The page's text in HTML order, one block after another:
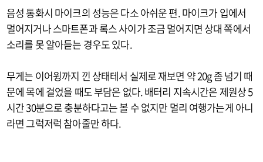
음성 통화시 마이크의 성능은 다소 아쉬운 편. 마이크가 입에서
멀어지거나 스마트폰과 록스 사이가 조금 멀어지면 상대 쪽에서
소리를 못 알아듣는 경우도 있다.
무게는 이어윙까지 낀 상태테서 실제로 재보면 약 20g 좀 넘기 때
문에 목에 걸었을 때도 부담은 없다. 배터리 지속시간은 제원상 5
시간 30분으로 충분하다고는 볼 수 없지만 멀리 여행가는게 아니
라면 그럭저럭 참아줄만 하다.